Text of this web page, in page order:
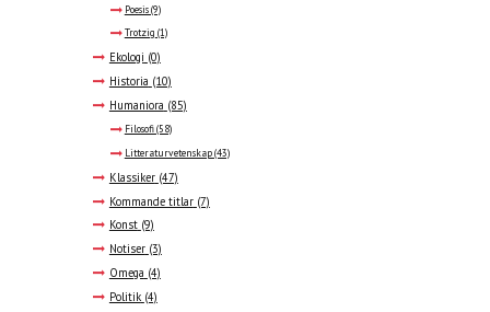
Poesis(9)
Trotzig (1)
Ekologi (0)
Historia (10)
Humaniora (85)
Filosofi(58)
Litteraturvetenskap(43)
Klassiker (47)
Kommande titlar (7)
Konst (9)
Notiser (3)
Omega (4)
Politik (4)